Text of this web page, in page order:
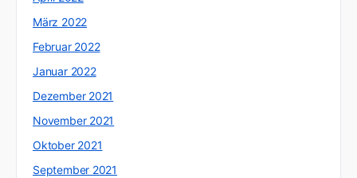
März 2022
Februar 2022
Januar 2022
Dezember 2021
November 2021
Oktober 2021
September 2021